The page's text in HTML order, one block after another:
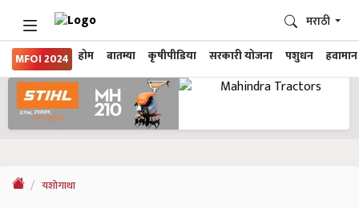
MFOI 2024 होम बातम्या कृषीपीडिया सरकारी योजना पशुधन हवामान
मराठी
यशोगाथा